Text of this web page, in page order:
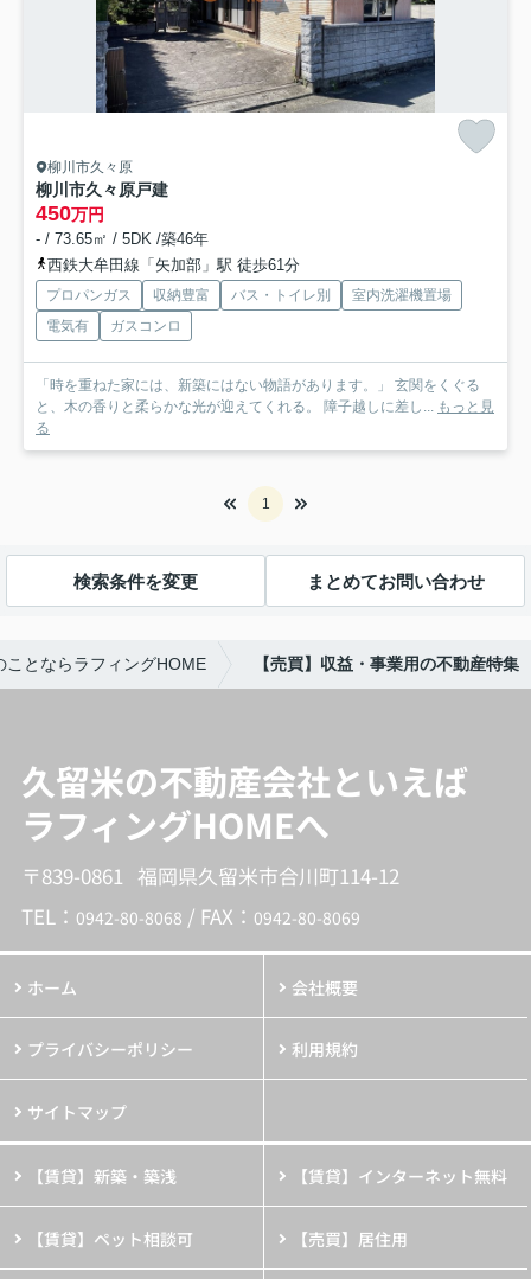
柳川市久々原
柳川市久々原戸建
450万円
- / 73.65㎡ / 5DK /築46年
西鉄大牟田線「矢加部」駅 徒歩61分
プロパンガス 収納豊富 バス・トイレ別
室内洗濯機置場
電気有
ガスコンロ
「時を重ねた家には、新築にはない物語があります。」 玄関をくぐる
と、木の香りと柔らかな光が迎えてくれる。 障子越しに差し... もっと見
る
1
検索条件を変更 まとめてお問い合わせ
ことならラフィングHOME 【売買】収益・事業用の不動産特集
久留米の不動産会社といえば
ラフィングHOMEへ
〒839-0861 福岡県久留米市合川町114-12
TEL： 0942-80-8068 / FAX： 0942-80-8069
ホーム 会社概要
プライバシーポリシー 利用規約
サイトマップ
【賃貸】新築・築浅 【賃貸】インターネット無料
【賃貸】ペット相談可 【売買】居住用